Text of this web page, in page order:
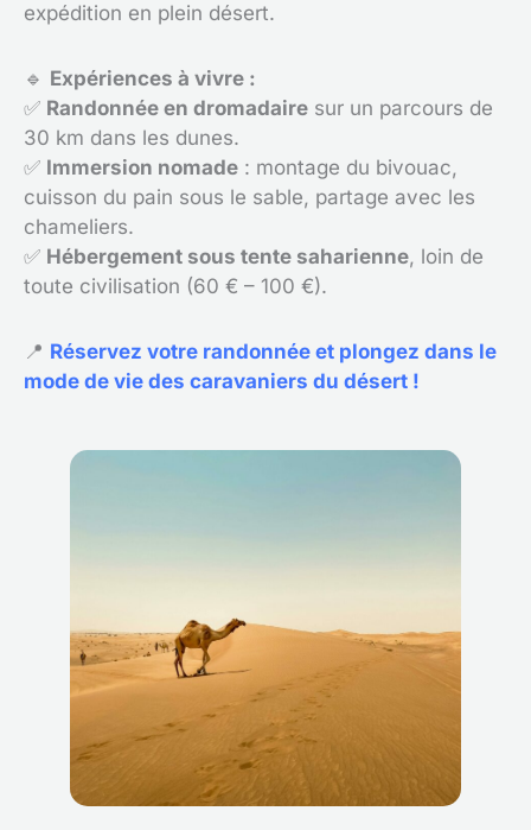
expédition en plein désert.
🔹 Expériences à vivre :
✅ Randonnée en dromadaire sur un parcours de
30 km dans les dunes.
✅ Immersion nomade : montage du bivouac,
cuisson du pain sous le sable, partage avec les
chameliers.
✅ Hébergement sous tente saharienne, loin de
toute civilisation (60 € – 100 €).
📍 Réservez votre randonnée et plongez dans le
mode de vie des caravaniers du désert !